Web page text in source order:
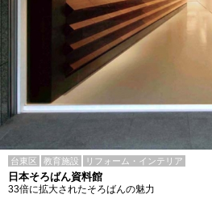
台東区 教育施設 リフォーム・インテリア
日本そろばん資料館
33倍に拡大されたそろばんの魅力